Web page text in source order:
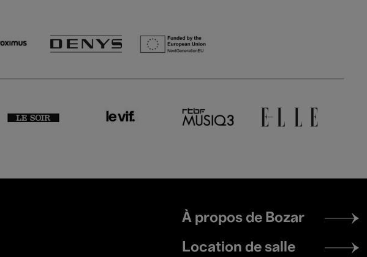
Footer
menu
À propos de Bozar
Location de salle